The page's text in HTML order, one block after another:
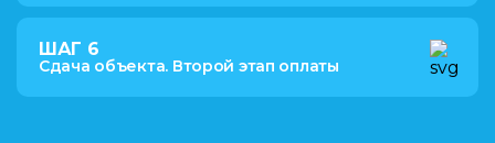
ШАГ 6
Сдача объекта. Второй этап оплаты